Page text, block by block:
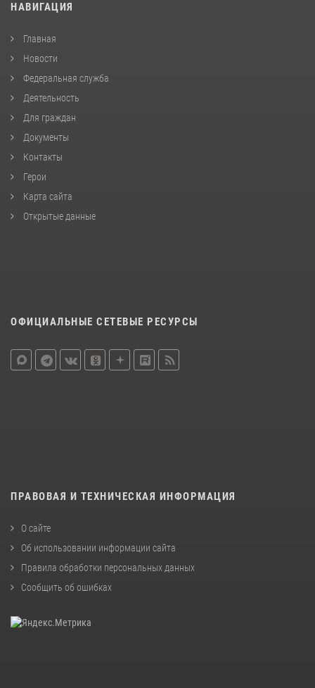
НАВИГАЦИЯ
Главная
Новости
Федеральная служба
Деятельность
Для граждан
Документы
Контакты
Герои
Карта сайта
Открытые данные
ОФИЦИАЛЬНЫЕ СЕТЕВЫЕ РЕСУРСЫ
ПРАВОВАЯ И ТЕХНИЧЕСКАЯ ИНФОРМАЦИЯ
О сайте
Об использовании информации сайта
Правила обработки персональных данных
Сообщить об ошибках